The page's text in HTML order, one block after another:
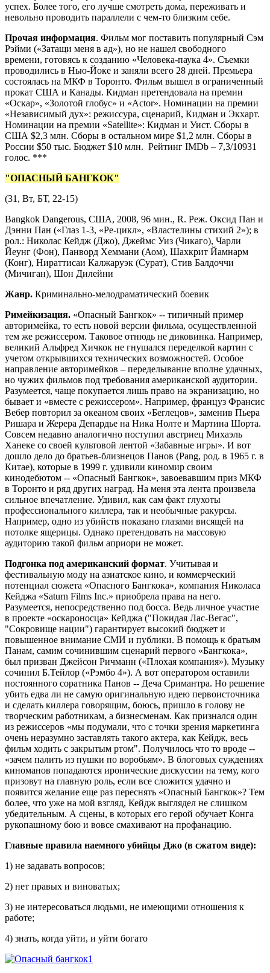
успех. Более того, его лучше смотреть дома, переживать и
невольно проводить параллели с чем-то близким себе.
Прочая информация. Фильм мог поставить популярный Сэм
Рэйми («Затащи меня в ад»), но не нашел свободного
времени, готовясь к созданию «Человека-паука 4». Съемки
проводились в Нью-Йоке и заняли всего 28 дней. Премьера
состоялась на МКФ в Торонто. Фильм вышел в ограниченный
прокат США и Канады. Кидман претендовала на премии
«Оскар», «Золотой глобус» и «Actor». Номинации на премии
«Независимый дух»: режиссура, сценарий, Кидман и Экхарт.
Номинации на премии «Satellite»: Кидман и Уист. Сборы в
США $2,3 млн. Сборы в остальном мире $1,2 млн. Сборы в
России $50 тыс. Бюджет $10 млн. Рейтинг IMDb – 7,3/10931
голос. ***
"ОПАСНЫЙ БАНГКОК"
(31, Вт, БТ, 22-15)
Bangkok Dangerous, США, 2008, 96 мин., R. Реж. Оксид Пан и
Дэнни Пан («Глаз 1-3, «Ре-цикл», «Властелины стихий 2»); в
рол.: Николас Кейдж (Джо), Джеймс Уиз (Чикаго), Чарли
Йеунг (Фон), Панворд Хеммани (Аом), Шахкрит Йамнарм
(Конг), Нираттисаи Калжаруэк (Сурат), Стив Балдоччи
(Мичиган), Шон Дилейни
Жанр. Криминально-мелодраматический боевик
Римейкизация. «Опасный Бангкок» -- типичный пример
авторимейка, то есть новой версии фильма, осуществленной
тем же режиссером. Таковое отнюдь не диковинка. Например,
великий Альфред Хичкок не гнушался переделкой картин с
учетом открывшихся технических возможностей. Особое
направление авторимейков – переделывание вполне удачных,
но чужих фильмов под требования американской аудитории.
Разумеется, чаще покупается лишь право на экранизацию, но
бывает и «вместе с режиссером». Например, француз Франсис
Вебер повторил за океаном своих «Беглецов», заменив Пьера
Ришара и Жерера Депардье на Ника Нолте и Мартина Шорта.
Совсем недавно аналогично поступил австриец Михаэль
Ханеке со своей культовой лентой «Забавные игры». И вот
дошло дело до братьев-близнецов Панов (Pang, род. в 1965 г. в
Китае), которые в 1999 г. удивили киномир своим
кинодебютом -- «Опасный Бангкок», завоевавшим приз МКФ
в Торонто и ряд других наград. На меня эта лента произвела
сильное впечатление. Удивил, как сам факт глухоты
профессионального киллера, так и необычные ракурсы.
Например, одно из убийств показано глазами висящей на
потолке ящерицы. Однако претендовать на массовую
аудиторию такой фильм априори не может.
Подгонка под американский формат. Учитывая и
фестивальную моду на азиатское кино, и коммерческий
потенциал сюжета «Опасного Бангкока», компания Николаса
Кейджа «Saturn Films Inc.» приобрела права на него.
Разумеется, непосредственно под босса. Ведь личное участие
в проекте «оскароносца» Кейджа ("Покидая Лас-Вегас",
"Сокровище нации") гарантирует высокий бюджет и
повышенное внимание СМИ и публики. В помощь к братьям
Панам, самим сочинившим сценарий первого «Бангкока»,
был призван Джейсон Ричманн («Плохая компания»). Музыку
сочинил Б.Тейлор («Рэмбо 4»). А вот оператором оставили
постоянного соратника Панов -- Деча Сримантра. Но решение
убить едва ли не самую оригинальную идею первоисточника
и сделать киллера говорящим, боюсь, пришло в голову не
творческим работникам, а бизнесменам. Как признался один
из режиссеров «мы подумали, что с точки зрения маркетинга
очень неразумно заставлять такого актера, как Кейдж, весь
фильм ходить с закрытым ртом". Получилось что то вроде --
«зачем палить из пушки по воробьям». В блоговых суждениях
киноманов попадаются иронические дискуссии на тему, кого
призовут на главную роль, если все сложится удачно и
появится желание еще раз переснять «Опасный Бангкок»? Тем
более, что уже на мой взгляд, Кейдж выглядел не слишком
убедительным. А сцены, в которых его герой обучает Конга
рукопашному бою и вовсе смахивают на профанацию.
Главные правила наемного убийцы Джо (в сжатом виде):
1) не задавать вопросов;
2) нет правых и виноватых;
3) не интересоваться людьми, не имеющими отношения к
работе;
4) знать, когда уйти, и уйти богато